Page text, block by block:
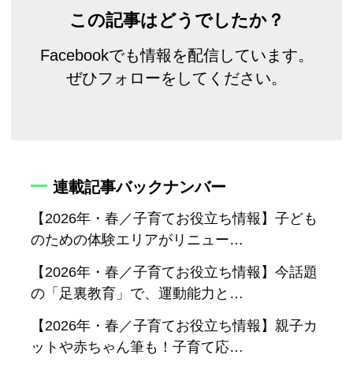
この記事はどうでしたか？
Facebookでも情報を配信しています。
ぜひフォローをしてください。
連載記事バックナンバー
【2026年・春／子育てお役立ち情報】子ども
のための体験エリアがリニュー…
【2026年・春／子育てお役立ち情報】今話題
の「足裏教育」で、運動能力と…
【2026年・春／子育てお役立ち情報】親子カ
ットや赤ちゃん筆も！子育て応…